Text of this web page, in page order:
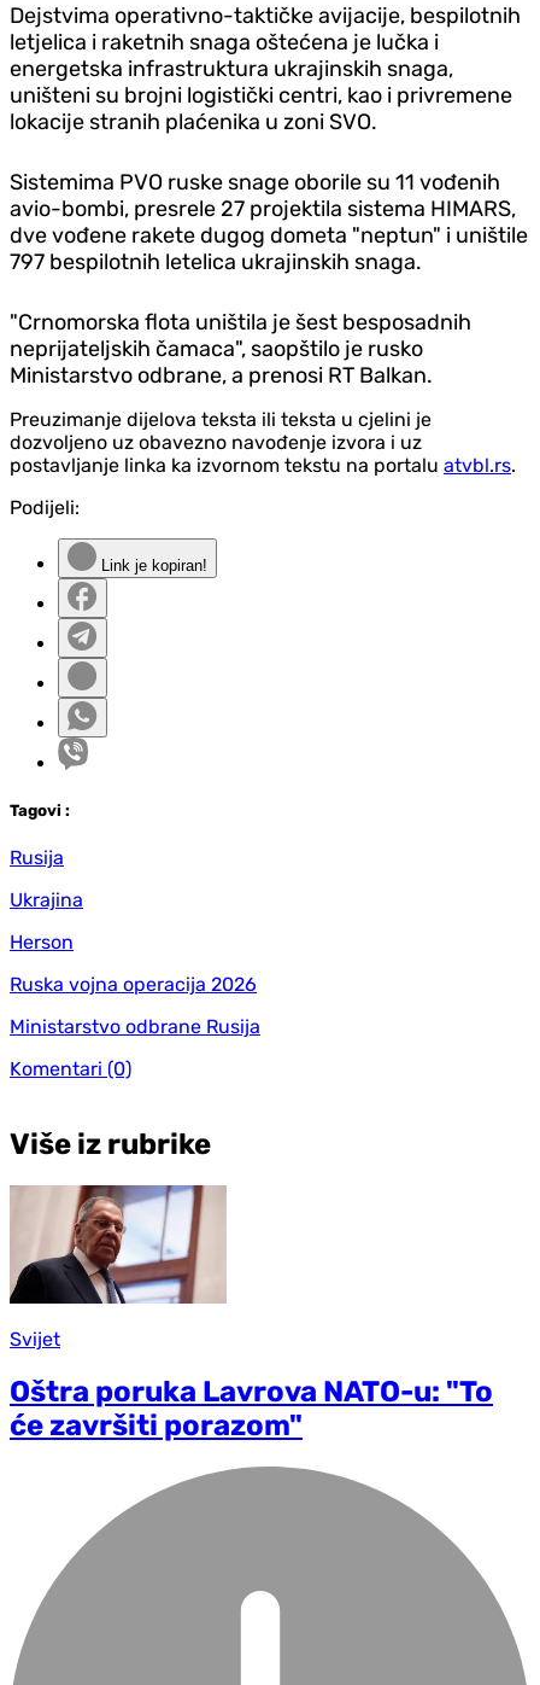
Dejstvima operativno-taktičke avijacije, bespilotnih
letjelica i raketnih snaga oštećena je lučka i
energetska infrastruktura ukrajinskih snaga,
uništeni su brojni logistički centri, kao i privremene
lokacije stranih plaćenika u zoni SVO.
Sistemima PVO ruske snage oborile su 11 vođenih
avio-bombi, presrele 27 projektila sistema HIMARS,
dve vođene rakete dugog dometa "neptun" i uništile
797 bespilotnih letelica ukrajinskih snaga.
"Crnomorska flota uništila je šest besposadnih
neprijateljskih čamaca", saopštilo je rusko
Ministarstvo odbrane, a prenosi RT Balkan.
Preuzimanje dijelova teksta ili teksta u cjelini je
dozvoljeno uz obavezno navođenje izvora i uz
postavljanje linka ka izvornom tekstu na portalu atvbl.rs.
Podijeli:
Link je kopiran!
Tagovi :
Rusija
Ukrajina
Herson
Ruska vojna operacija 2026
Ministarstvo odbrane Rusija
Komentari (0)
Više iz rubrike
Svijet
Oštra poruka Lavrova NATO-u: "To
će završiti porazom"